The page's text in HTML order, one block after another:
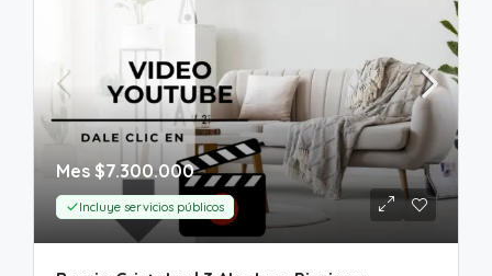
Mes $7.300.000
Incluye servicios públicos